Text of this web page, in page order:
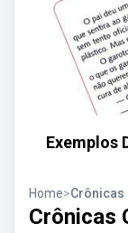
Exemplos
Home>Crônicas
Crônicas